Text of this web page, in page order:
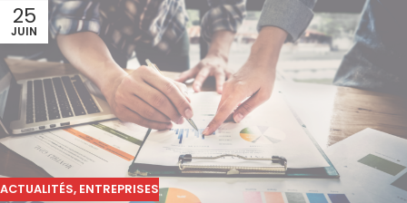
25
JUIN
ACTUALITÉS, ENTREPRISES